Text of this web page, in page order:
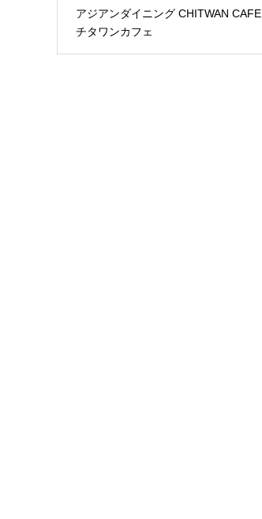
アジアンダイニング CHITWAN CAFE
チタワンカフェ